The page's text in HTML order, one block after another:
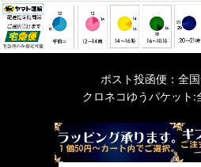
ポスト投函便：全
クロネコゆうパケット